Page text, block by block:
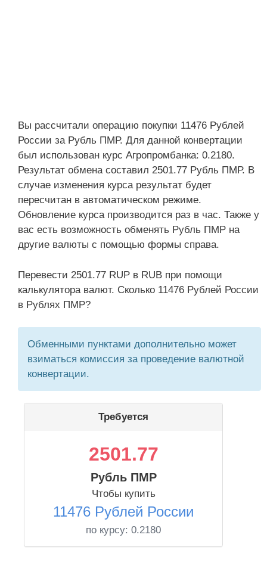
Вы рассчитали операцию покупки 11476 Рублей
России за Рубль ПМР. Для данной конвертации
был использован курс Агропромбанка: 0.2180.
Результат обмена составил 2501.77 Рубль ПМР. В
случае изменения курса результат будет
пересчитан в автоматическом режиме.
Обновление курса производится раз в час. Также у
вас есть возможность обменять Рубль ПМР на
другие валюты с помощью формы справа.
Перевести 2501.77 RUP в RUB при помощи
калькулятора валют. Сколько 11476 Рублей России
в Рублях ПМР?
Обменными пунктами дополнительно может
взиматься комиссия за проведение валютной
конвертации.
Требуется
2501.77
Рубль ПМР
Чтобы купить
11476 Рублей России
по курсу: 0.2180